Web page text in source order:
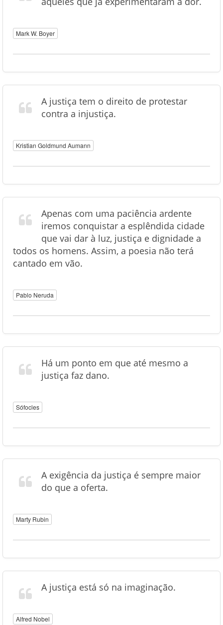
Mark W. Boyer
A justiça tem o direito de protestar
contra a injustiça.
Kristian Goldmund Aumann
Apenas com uma paciência ardente
iremos conquistar a esplêndida cidade
que vai dar à luz, justiça e dignidade a
todos os homens. Assim, a poesia não terá
cantado em vão.
Pablo Neruda
Há um ponto em que até mesmo a
justiça faz dano.
Sófocles
A exigência da justiça é sempre maior
do que a oferta.
Marty Rubin
A justiça está só na imaginação.
Alfred Nobel